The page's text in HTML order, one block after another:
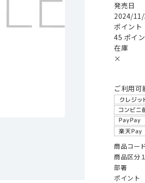
発売日
2024/
ポイント
45 ポイ
在庫
×
ご利用可
商品コード
商品区分１
部署
ポイント